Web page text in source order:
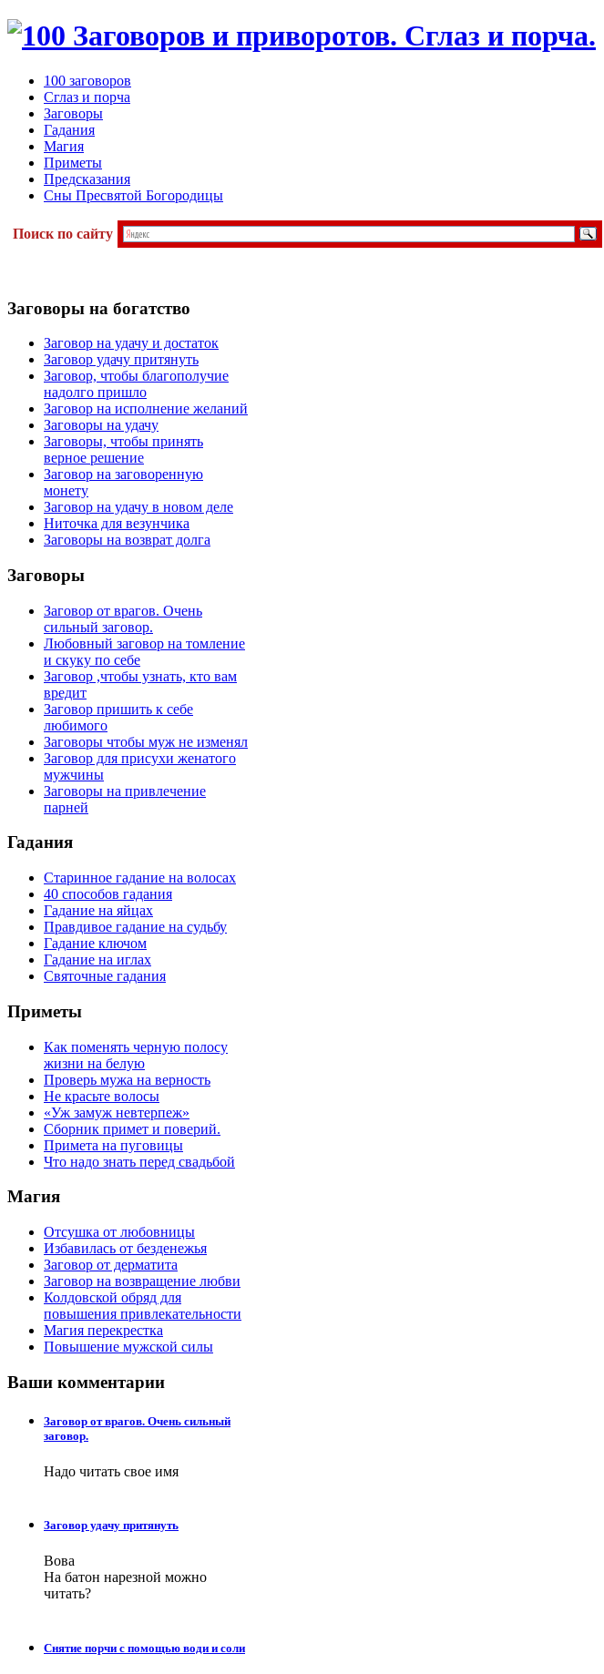
100 заговоров
Сглаз и порча
Заговоры
Гадания
Магия
Приметы
Предсказания
Сны Пресвятой Богородицы
Поиск по сайту
Заговоры на богатство
Заговор на удачу и достаток
Заговор удачу притянуть
Заговор, чтобы благополучие
надолго пришло
Заговор на исполнение желаний
Заговоры на удачу
Заговоры, чтобы принять
верное решение
Заговор на заговоренную
монету
Заговор на удачу в новом деле
Ниточка для везунчика
Заговоры на возврат долга
Заговоры
Заговор от врагов. Очень
сильный заговор.
Любовный заговор на томление
и скуку по себе
Заговор ,чтобы узнать, кто вам
вредит
Заговор пришить к себе
любимого
Заговоры чтобы муж не изменял
Заговор для присухи женатого
мужчины
Заговоры на привлечение
парней
Гадания
Старинное гадание на волосах
40 способов гадания
Гадание на яйцах
Правдивое гадание на судьбу
Гадание ключом
Гадание на иглах
Святочные гадания
Приметы
Как поменять черную полосу
жизни на белую
Проверь мужа на верность
Не красьте волосы
«Уж замуж невтерпеж»
Сборник примет и поверий.
Примета на пуговицы
Что надо знать перед свадьбой
Магия
Отсушка от любовницы
Избавилась от безденежья
Заговор от дерматита
Заговор на возвращение любви
Колдовской обряд для
повышения привлекательности
Магия перекрестка
Повышение мужской силы
Ваши комментарии
Заговор от врагов. Очень сильный
заговор.
Надо читать свое имя
Заговор удачу притянуть
Вова
На батон нарезной можно
читать?
Снятие порчи с помощью води и соли